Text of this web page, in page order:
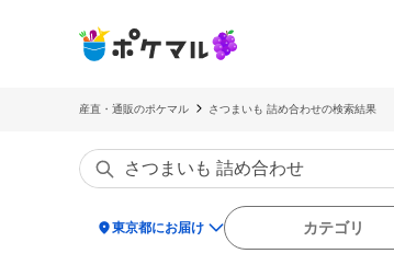
産直・通販のポケマル さつまいも 詰め合わせの検索結果
location_on東京都にお届け カテゴリ